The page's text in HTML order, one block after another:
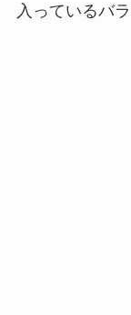
入っているバ